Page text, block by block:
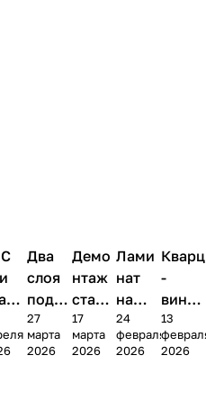
Напольные
покрытия
Напольные
покрытия
Два
слоя
подло
жки
под
27
марта
2026
Напольные
покрытия
Демо
нтаж
старо
го
покр
17
марта
2026
Напольные
покрытия
Лами
нат
на
балко
не:
24
февраля
2026
Кварц
-
винил
в
ванно
13
2026